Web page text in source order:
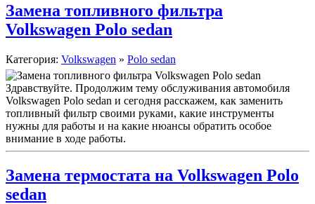
Замена топливного фильтра
Volkswagen Polo sedan
Категория: Volkswagen » Polo sedan
Здравствуйте. Продолжим тему обслуживания автомобиля
Volkswagen Polo sedan и сегодня расскажем, как заменить
топливный фильтр своими руками, какие инструменты
нужны для работы и на какие нюансы обратить особое
внимание в ходе работы.
Замена термостата на Volkswagen Polo
sedan